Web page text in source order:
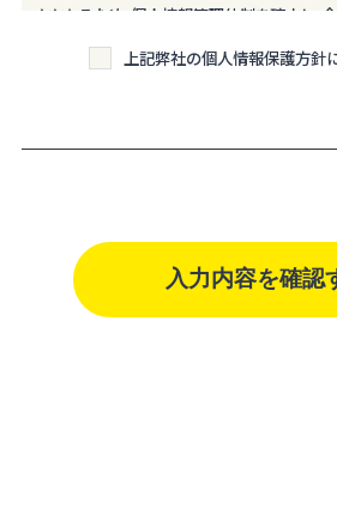
ととなるため、個人情報管理体制を確立し、
を実現するものとします。
個人情報は特定された利用目的の達成に必
個人情報は、本人の同意なく第三者に提供し
個人情報保護に関する法令、国の定める指針
俗を遵守します。
個人情報の取扱いに
上記弊社の個人情報保護方針